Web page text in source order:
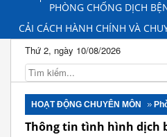
PHÒNG CHỐNG DỊCH
CẢI CÁCH HÀNH CHÍNH VÀ
Thứ 2, ngày 10/08/2026
HOẠT ĐỘNG CHUYÊN MÔN
Thông tin tình hình dịch